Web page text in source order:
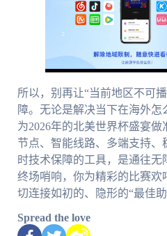
所以，别再让“当前地区不可
障。无论是解决当下在海外
为2026年的北美世界杯盛宴
节点、智能线路、多端支持、
时技术保障的工具，是通往无
终场哨响，你为精彩的比赛欢
切连接如初的、隐形的“最佳助
Spread the love